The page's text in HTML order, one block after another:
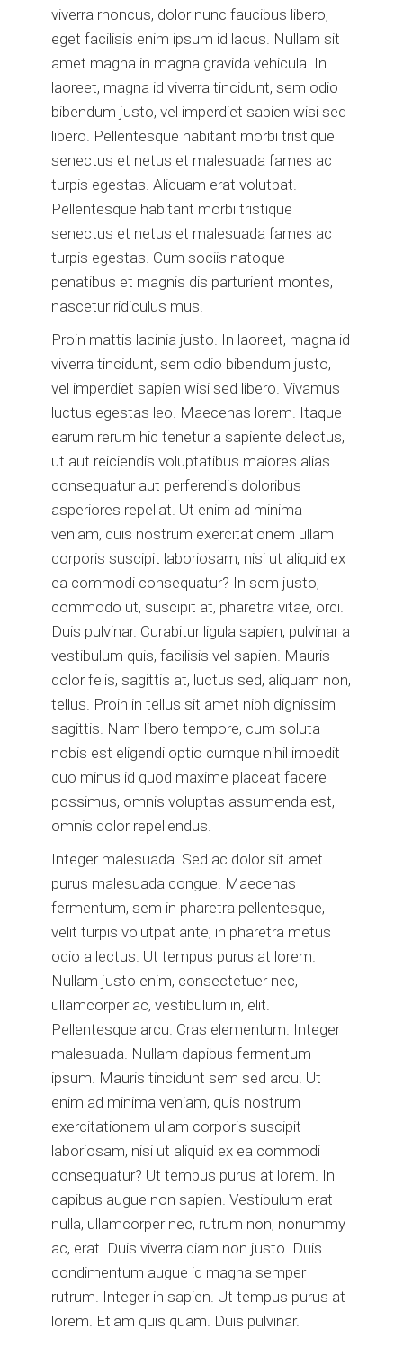
viverra rhoncus, dolor nunc faucibus libero,
eget facilisis enim ipsum id lacus. Nullam sit
amet magna in magna gravida vehicula. In
laoreet, magna id viverra tincidunt, sem odio
bibendum justo, vel imperdiet sapien wisi sed
libero. Pellentesque habitant morbi tristique
senectus et netus et malesuada fames ac
turpis egestas. Aliquam erat volutpat.
Pellentesque habitant morbi tristique
senectus et netus et malesuada fames ac
turpis egestas. Cum sociis natoque
penatibus et magnis dis parturient montes,
nascetur ridiculus mus.
Proin mattis lacinia justo. In laoreet, magna id
viverra tincidunt, sem odio bibendum justo,
vel imperdiet sapien wisi sed libero. Vivamus
luctus egestas leo. Maecenas lorem. Itaque
earum rerum hic tenetur a sapiente delectus,
ut aut reiciendis voluptatibus maiores alias
consequatur aut perferendis doloribus
asperiores repellat. Ut enim ad minima
veniam, quis nostrum exercitationem ullam
corporis suscipit laboriosam, nisi ut aliquid ex
ea commodi consequatur? In sem justo,
commodo ut, suscipit at, pharetra vitae, orci.
Duis pulvinar. Curabitur ligula sapien, pulvinar a
vestibulum quis, facilisis vel sapien. Mauris
dolor felis, sagittis at, luctus sed, aliquam non,
tellus. Proin in tellus sit amet nibh dignissim
sagittis. Nam libero tempore, cum soluta
nobis est eligendi optio cumque nihil impedit
quo minus id quod maxime placeat facere
possimus, omnis voluptas assumenda est,
omnis dolor repellendus.
Integer malesuada. Sed ac dolor sit amet
purus malesuada congue. Maecenas
fermentum, sem in pharetra pellentesque,
velit turpis volutpat ante, in pharetra metus
odio a lectus. Ut tempus purus at lorem.
Nullam justo enim, consectetuer nec,
ullamcorper ac, vestibulum in, elit.
Pellentesque arcu. Cras elementum. Integer
malesuada. Nullam dapibus fermentum
ipsum. Mauris tincidunt sem sed arcu. Ut
enim ad minima veniam, quis nostrum
exercitationem ullam corporis suscipit
laboriosam, nisi ut aliquid ex ea commodi
consequatur? Ut tempus purus at lorem. In
dapibus augue non sapien. Vestibulum erat
nulla, ullamcorper nec, rutrum non, nonummy
ac, erat. Duis viverra diam non justo. Duis
condimentum augue id magna semper
rutrum. Integer in sapien. Ut tempus purus at
lorem. Etiam quis quam. Duis pulvinar.